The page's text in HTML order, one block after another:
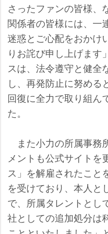
さったファンの皆様、
関係者の皆様には、一
迷惑とご心配をおかけ
りお詫び申し上げます
スは、法令遵守と健全
し、再発防止に努める
回復に全力で取り組ん
た。
また小力の所属事務
メントも公式サイトを
ス」を解雇されたこと
を受けており、本人と
で、所属タレントとし
社としての追加処分は